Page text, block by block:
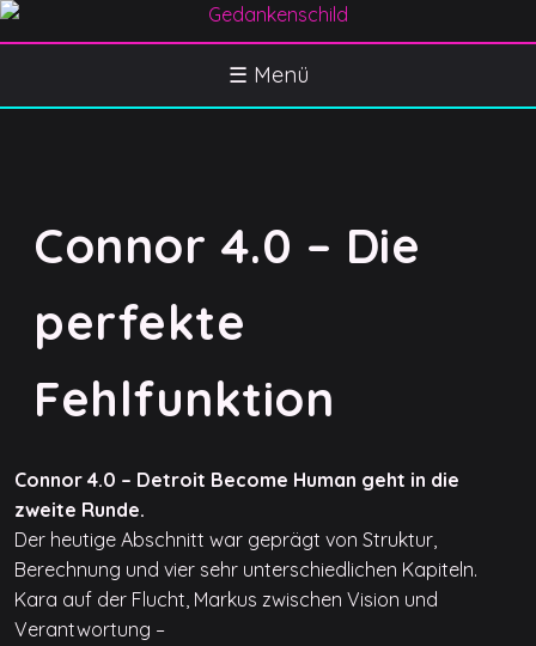
S
k
p
☰ Menü
Connor 4.0 – Die
perfekte
Fehlfunktion
Connor 4.0 – Detroit Become Human geht in die
zweite Runde.
Der heutige Abschnitt war geprägt von Struktur,
Berechnung und vier sehr unterschiedlichen Kapiteln.
Kara auf der Flucht, Markus zwischen Vision und
Verantwortung –